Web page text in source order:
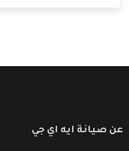
عن صيانة ايه اي جي